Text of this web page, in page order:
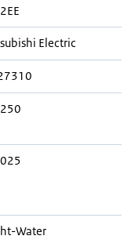
Electric
Water